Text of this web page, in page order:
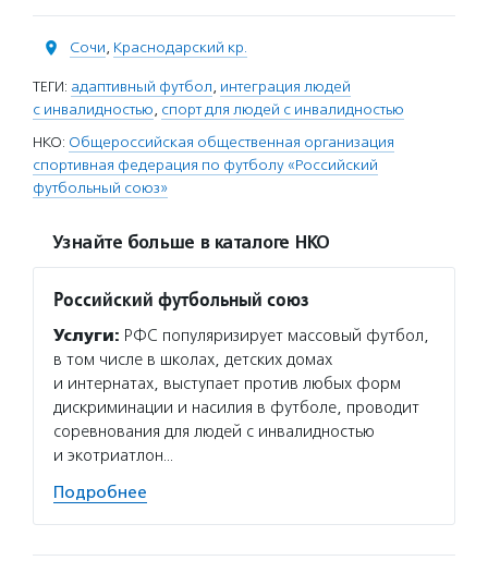
Сочи, Краснодарский кр.
ТЕГИ: адаптивный футбол, интеграция людей
с инвалидностью, спорт для людей с инвалидностью
НКО: Общероссийская общественная организация
спортивная федерация по футболу «Российский
футбольный союз»
Узнайте больше в каталоге НКО
Российский футбольный союз
Услуги: РФС популяризирует массовый футбол,
в том числе в школах, детских домах
и интернатах, выступает против любых форм
дискриминации и насилия в футболе, проводит
соревнования для людей с инвалидностью
и экотриатлон…
Подробнее